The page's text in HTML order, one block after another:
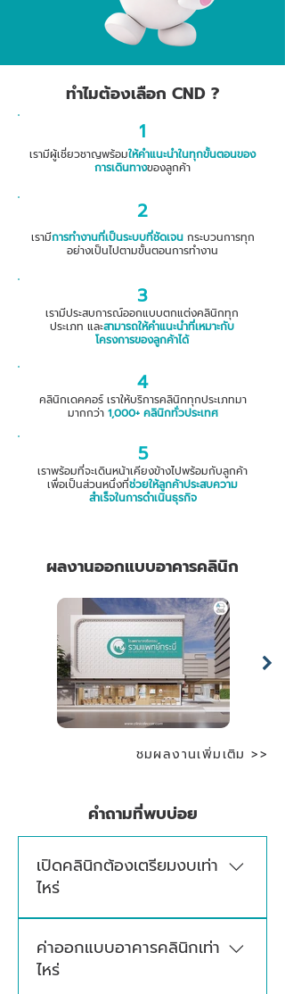
ทำไมต้องเลือก CND ?
1
เรามีผู้เชี่ยวชาญพร้อมให้คำแนะนำในทุกขั้นตอนของ
การเดินทางของลูกค้า
2
เรามีการทำงานที่เป็นระบบที่ชัดเจนกระบวนการทุก
อย่างเป็นไปตามขั้นตอนการทำงาน
3
เรามีประสบการณ์ออกแบบตกแต่งคลินิกทุก
ประเภท และสามารถให้คำแนะนำที่เหมาะกับ
โครงการของลูกค้าได้
4
คลินิกเดคคอร์ เราให้บริการคลินิกทุกประเภทมา
มากกว่า 1,000+ คลินิกทั่วประเทศ
5
เราพร้อมที่จะเดินหน้าเคียงข้างไปพร้อมกับลูกค้า
เพื่อเป็นส่วนหนึ่งที่ช่วยให้ลูกค้าประสบความ
สำเร็จในการดำเนินธุรกิจ
ผลงานออกแบบอาคารคลินิก
ชมผลงานเพิ่มเติม >>
คำถามที่พบบ่อย
เปิดคลินิกต้องเตรียมงบเท่า
ไหร่
คลินิก ขนาดพื้นที่ รูปแบบการออกแบบ งาน
ระบบ วัสดุที่เลือกใช้ และอุปกรณ์ที่จำเป็นในแต่ละ
ค่าออกแบบอาคารคลินิกเท่า
ไหร่